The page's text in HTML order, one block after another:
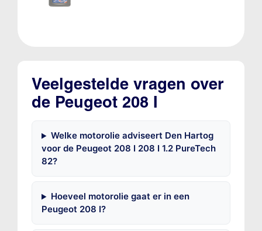
Veelgestelde vragen over
de Peugeot 208 I
Welke motorolie adviseert Den Hartog
voor de Peugeot 208 I 208 I 1.2 PureTech
82?
Hoeveel motorolie gaat er in een
Peugeot 208 I?